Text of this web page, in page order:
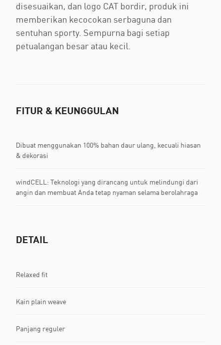
disesuaikan, dan logo CAT bordir, produk ini
memberikan kecocokan serbaguna dan
sentuhan sporty. Sempurna bagi setiap
petualangan besar atau kecil.
FITUR & KEUNGGULAN
Dibuat menggunakan 100% bahan daur ulang, kecuali hiasan
& dekorasi
windCELL: Teknologi yang dirancang untuk melindungi dari
angin dan membuat Anda tetap nyaman selama berolahraga
DETAIL
Relaxed fit
Kain plain weave
Panjang reguler